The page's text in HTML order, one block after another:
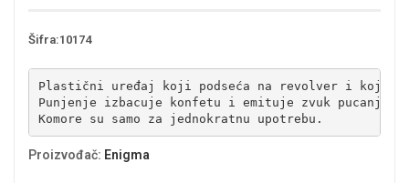
Šifra:10174
Plastični uređaj koji podseća na revolver i koji
Punjenje izbacuje konfetu i emituje zvuk pucanja.
Komore su samo za jednokratnu upotrebu.
Proizvođač: Enigma